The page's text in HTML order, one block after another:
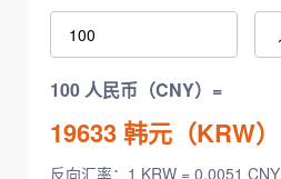
100 人民币（CNY）=
19633韩元（KRW）
反向汇率：1 KRW = 0.0051 CNY